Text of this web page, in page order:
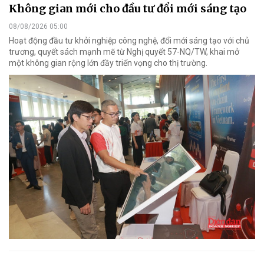
Không gian mới cho đầu tư đổi mới sáng tạo
08/08/2026 05:00
Hoạt động đầu tư khởi nghiệp công nghệ, đổi mới sáng tạo với chủ
trương, quyết sách mạnh mẽ từ Nghị quyết 57-NQ/TW, khai mở
một không gian rộng lớn đầy triển vọng cho thị trường.